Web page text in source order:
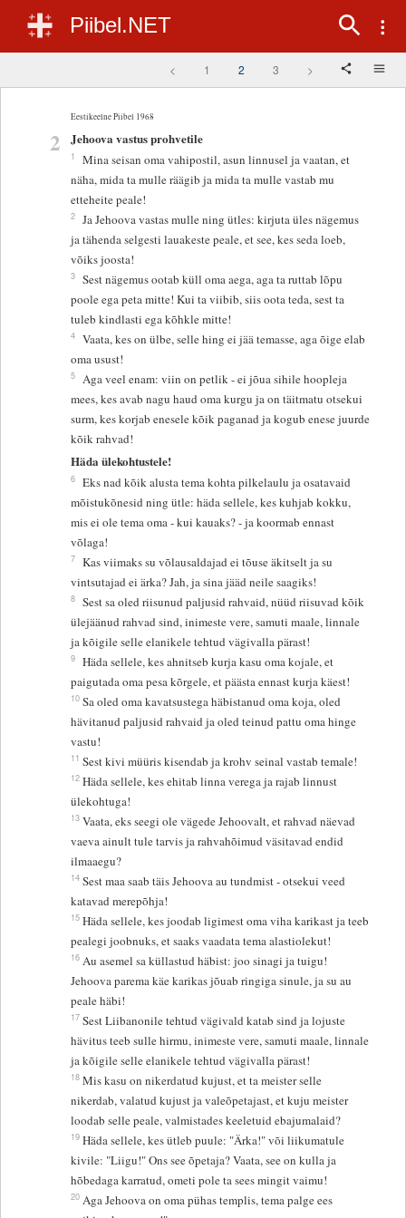
Piibel.NET
< 1 2 3 >
Eestikeelne Piibel 1968
2 Jehoova vastus prohvetile
1
Mina seisan oma vahipostil, asun linnusel ja vaatan, et
näha, mida ta mulle räägib ja mida ta mulle vastab mu
etteheite peale!
2 Ja Jehoova vastas mulle ning ütles: kirjuta üles nägemus
ja tähenda selgesti lauakeste peale, et see, kes seda loeb,
võiks joosta!
3 Sest nägemus ootab küll oma aega, aga ta ruttab lõpu
poole ega peta mitte! Kui ta viibib, siis oota teda, sest ta
tuleb kindlasti ega kõhkle mitte!
4 Vaata, kes on ülbe, selle hing ei jää temasse, aga õige elab
oma usust!
5 Aga veel enam: viin on petlik - ei jõua sihile hoopleja
mees, kes avab nagu haud oma kurgu ja on täitmatu otsekui
surm, kes korjab enesele kõik paganad ja kogub enese juurde
kõik rahvad!
Häda ülekohtustele!
6 Eks nad kõik alusta tema kohta pilkelaulu ja osatavaid
mõistukõnesid ning ütle: häda sellele, kes kuhjab kokku,
mis ei ole tema oma - kui kauaks? - ja koormab ennast
võlaga!
7 Kas viimaks su võlausaldajad ei tõuse äkitselt ja su
vintsutajad ei ärka? Jah, ja sina jääd neile saagiks!
8 Sest sa oled riisunud paljusid rahvaid, nüüd riisuvad kõik
ülejäänud rahvad sind, inimeste vere, samuti maale, linnale
ja kõigile selle elanikele tehtud vägivalla pärast!
9 Häda sellele, kes ahnitseb kurja kasu oma kojale, et
paigutada oma pesa kõrgele, et päästa ennast kurja käest!
10 Sa oled oma kavatsustega häbistanud oma koja, oled
hävitanud paljusid rahvaid ja oled teinud pattu oma hinge
vastu!
11 Sest kivi müüris kisendab ja krohv seinal vastab temale!
12 Häda sellele, kes ehitab linna verega ja rajab linnust
ülekohtuga!
13 Vaata, eks seegi ole vägede Jehoovalt, et rahvad näevad
vaeva ainult tule tarvis ja rahvahõimud väsitavad endid
ilmaaegu?
14 Sest maa saab täis Jehoova au tundmist - otsekui veed
katavad merepõhja!
15 Häda sellele, kes joodab ligimest oma viha karikast ja teeb
pealegi joobnuks, et saaks vaadata tema alastiolekut!
16 Au asemel sa küllastud häbist: joo sinagi ja tuigu!
Jehoova parema käe karikas jõuab ringiga sinule, ja su au
peale häbi!
17 Sest Liibanonile tehtud vägivald katab sind ja lojuste
hävitus teeb sulle hirmu, inimeste vere, samuti maale, linnale
ja kõigile selle elanikele tehtud vägivalla pärast!
18 Mis kasu on nikerdatud kujust, et ta meister selle
nikerdab, valatud kujust ja valeõpetajast, et kuju meister
loodab selle peale, valmistades keeletuid ebajumalaid?
19 Häda sellele, kes ütleb puule: "Ärka!" või liikumatule
kivile: "Liigu!" Ons see õpetaja? Vaata, see on kulla ja
hõbedaga karratud, ometi pole ta sees mingit vaimu!
20 Aga Jehoova on oma pühas templis, tema palge ees